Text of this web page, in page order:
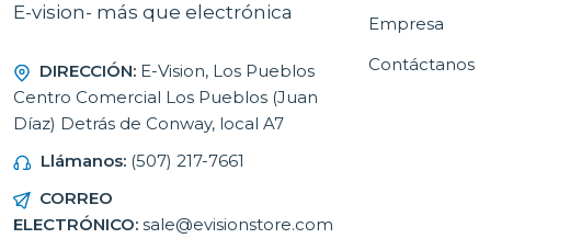
E-vision- más que electrónica
DIRECCIÓN: E-Vision, Los Pueblos
Centro Comercial Los Pueblos (Juan
Díaz) Detrás de Conway, local A7
Llámanos: (507) 217-7661
CORREO
ELECTRÓNICO: sale@evisionstore.com
Empresa
Contáctanos